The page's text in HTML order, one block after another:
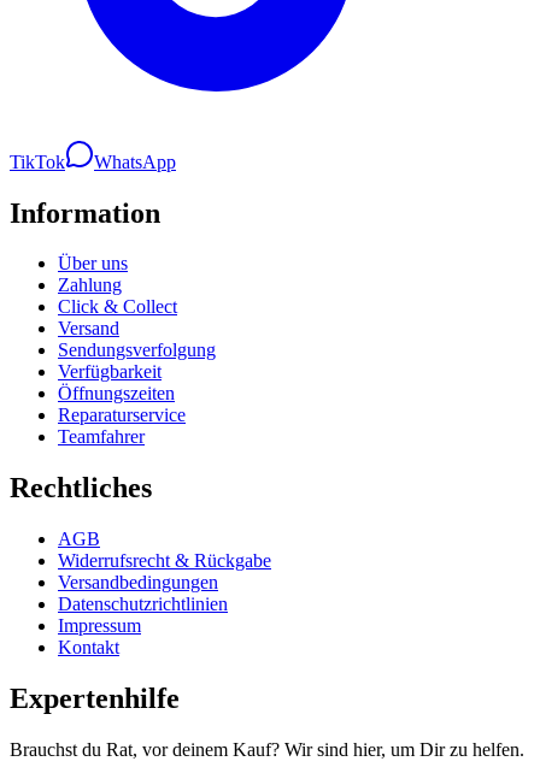
TikTok WhatsApp
Information
Über uns
Zahlung
Click & Collect
Versand
Sendungsverfolgung
Verfügbarkeit
Öffnungszeiten
Reparaturservice
Teamfahrer
Rechtliches
AGB
Widerrufsrecht & Rückgabe
Versandbedingungen
Datenschutzrichtlinien
Impressum
Kontakt
Expertenhilfe
Brauchst du Rat, vor deinem Kauf? Wir sind hier, um Dir zu helfen.